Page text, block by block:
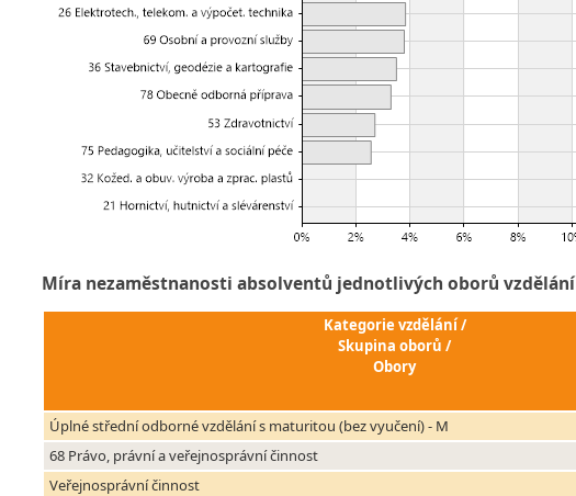
Míra nezaměstnanosti absolventů jednotlivých oborů vzdělání
Kategorie vzdělání /
Skupina oborů /
Obory
Úplné střední odborné vzdělání s maturitou (bez vyučení) - M
68 Právo, právní a veřejnosprávní činnost
Veřejnosprávní činnost